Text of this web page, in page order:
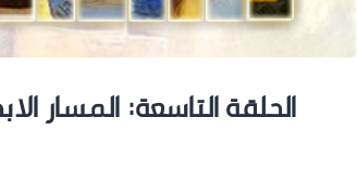
الحلقة التاسعة: المسار